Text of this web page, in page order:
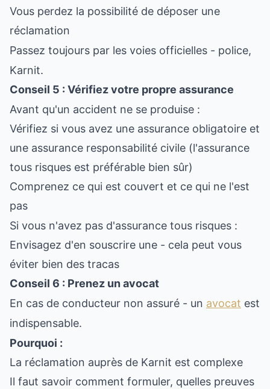
Vous perdez la possibilité de déposer une
réclamation
Passez toujours par les voies officielles - police,
Karnit.
Conseil 5 : Vérifiez votre propre assurance
Avant qu'un accident ne se produise :
Vérifiez si vous avez une assurance obligatoire et
une assurance responsabilité civile (l'assurance
tous risques est préférable bien sûr)
Comprenez ce qui est couvert et ce qui ne l'est
pas
Si vous n'avez pas d'assurance tous risques :
Envisagez d'en souscrire une - cela peut vous
éviter bien des tracas
Conseil 6 : Prenez un avocat
En cas de conducteur non assuré - un avocat est
indispensable.
Pourquoi :
La réclamation auprès de Karnit est complexe
Il faut savoir comment formuler, quelles preuves